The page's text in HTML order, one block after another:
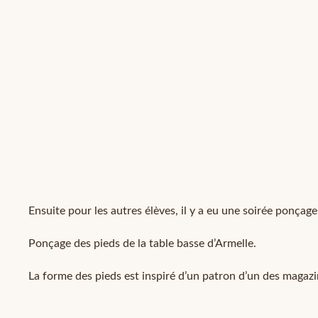
Ensuite pour les autres élèves, il y a eu une soirée
Ponçage des pieds de la table basse d’Armelle.
La forme des pieds est inspiré d’un patron d’un des